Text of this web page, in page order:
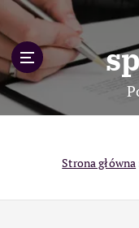
p
o
c
Strona główna